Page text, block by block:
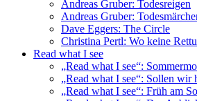
Andreas Gruber: Todesreigen
Andreas Gruber:
Dave Eggers: The Circle
Christina Pertl: Wo keine
Read what I see
„Read what I see“:
„Read what I see“: Sollen wir
„Read what I see“: Früh am